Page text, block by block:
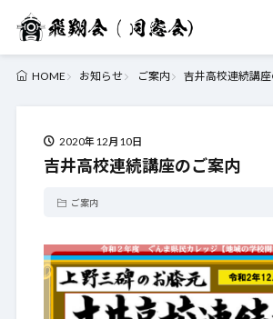
HOME お知らせ ご案内 吉井高校連続講
2020年12月10日
吉井高校連続講座のご案内
ご案内